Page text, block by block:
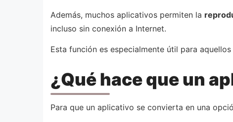
Además, muchos aplicativos permiten la
incluso sin conexión a Internet.
Esta función es especialmente útil para
¿Qué hace que un
Para que un aplicativo se convierta en una